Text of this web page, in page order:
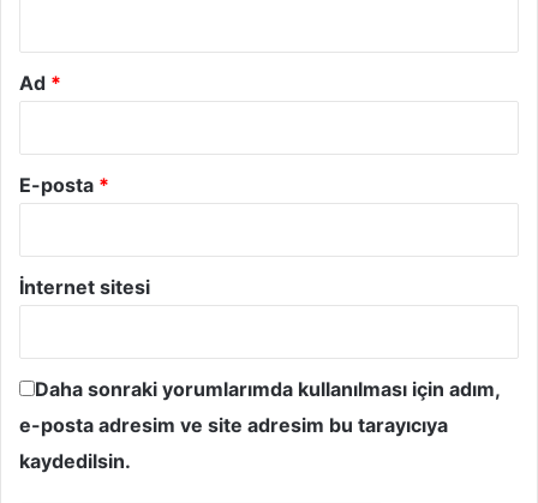
Ad *
E-posta *
İnternet sitesi
Daha sonraki yorumlarımda kullanılması için adım,
e-posta adresim ve site adresim bu tarayıcıya
kaydedilsin.